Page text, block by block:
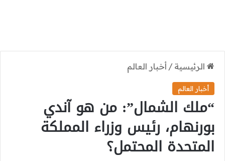
الرئيسية / أخبار العالم
أخبار العالم
“ملك الشمال”: من هو آندي
بورنهام، رئيس وزراء المملكة
المتحدة المحتمل؟